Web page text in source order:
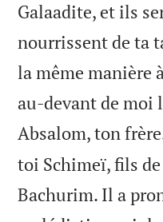
Galaadite, et ils
nourrissent de ta
la même manière
au-devant de moi
Absalom, ton
toi Schimeï, fils
Bachurim. Il a